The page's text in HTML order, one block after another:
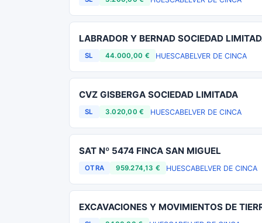
LABRADOR Y BERNAD SOCIEDAD
SL 44.000,00 € HUESCABELVER DE CINCA
CVZ GISBERGA SOCIEDAD LIMITADA
SL 3.020,00 € HUESCABELVER DE CINCA
SAT Nº 5474 FINCA SAN MIGUEL
OTRA 959.274,13 € HUESCABELVER DE CINCA
EXCAVACIONES Y MOVIMIENTOS DE